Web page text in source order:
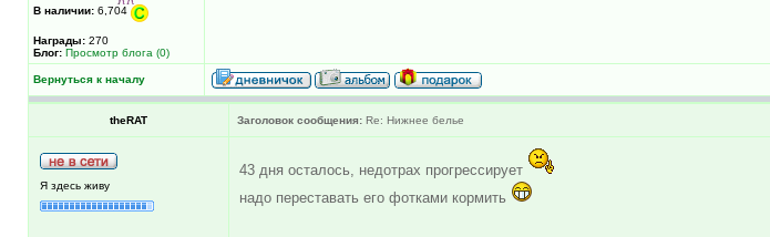
В наличии: 6,704
Награды: 270
Блог: Просмотр блога (0)
Вернуться к началу
theRAT Заголовок сообщения: Re: Нижнее белье
Я здесь живу
43 дня осталось, недотрах прогрессирует
надо переставать его фотками кормить